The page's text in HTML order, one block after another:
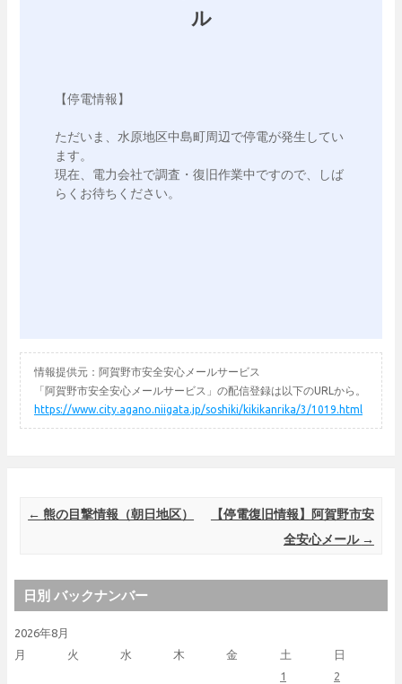
ル
【停電情報】
ただいま、水原地区中島町周辺で停電が発生してい
ます。
現在、電力会社で調査・復旧作業中ですので、しば
らくお待ちください。
情報提供元：阿賀野市安全安心メールサービス
「阿賀野市安全安心メールサービス」の配信登録は以下のURLから。
https://www.city.agano.niigata.jp/soshiki/kikikanrika/3/1019.html
Post navigation
← 熊の目撃情報（朝日地区）
【停電復旧情報】阿賀野市安
全安心メール →
日別 バックナンバー
2026年8月
月
火 水 木 金 土 日
1
2